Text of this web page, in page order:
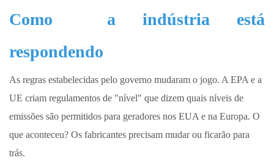
Como
a indústria está
respondendo
As regras estabelecidas pelo governo mudaram o jogo. A EPA e a
UE criam regulamentos de "nível" que dizem quais níveis de
emissões são permitidos para geradores nos EUA e na Europa. O
que aconteceu? Os fabricantes precisam mudar ou ficarão para
trás.